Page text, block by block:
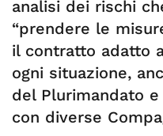
analisi dei rischi
“prendere le
il contratto adatto
ogni situazione,
del Plurimandato
con diverse